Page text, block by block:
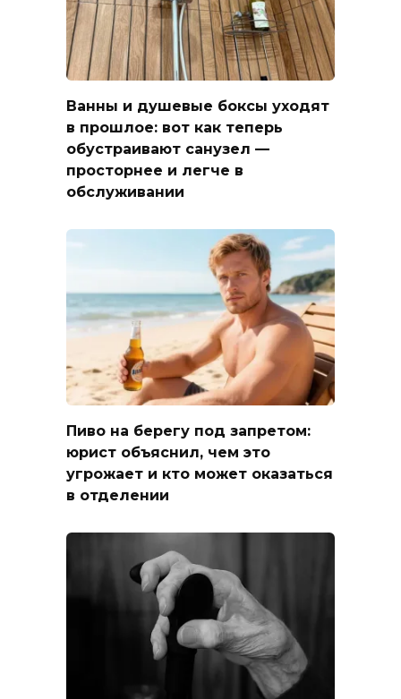
Ванны и душевые боксы уходят
в прошлое: вот как теперь
обустраивают санузел —
просторнее и легче в
обслуживании
Пиво на берегу под запретом:
юрист объяснил, чем это
угрожает и кто может оказаться
в отделении